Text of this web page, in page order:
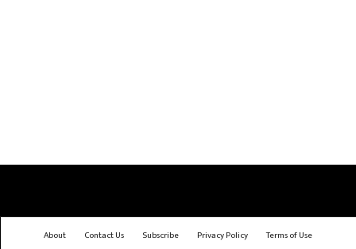
About Contact Us Subscribe Privacy Policy
Terms of Use